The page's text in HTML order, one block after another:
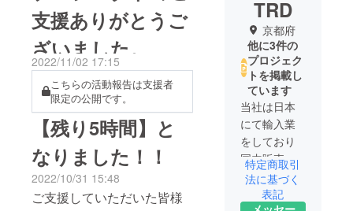
支援ありがとうご
ざいました。
2022/11/02 17:15
こちらの活動報告は支援者
限定の公開です。
【残り5時間】と
なりました！！
2022/10/31 15:48
ご支援していただいた皆様
TRD
京都府
他に3件の
プロジェク
トを掲載し
ています
当社は日本
にて輸入業
をしており
国内販売、
海外輸入事
業をしてお
特定商取引
法に基づく
表記